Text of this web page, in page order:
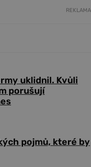
REKLAMA
uklidnil. Kvůli
porušují
pojmů, které by